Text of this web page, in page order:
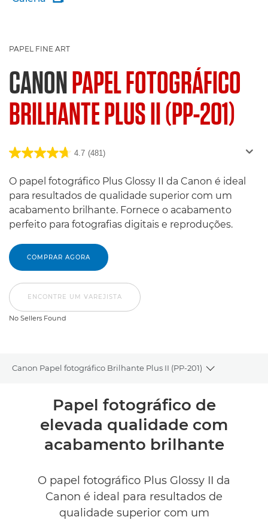
PAPEL FINE ART
CANONPAPEL FOTOGRÁFICO
BRILHANTE PLUS II (PP-201)
4.7 (481)
O papel fotográfico Plus Glossy II da Canon é ideal
para resultados de qualidade superior com um
acabamento brilhante. Fornece o acabamento
perfeito para fotografias digitais e reproduções.
COMPRAR AGORA
ENCONTRE UM VAREJISTA
No Sellers Found
Canon Papel fotográfico Brilhante Plus II (PP-201)
Toggle
Descrição geral
Caraterísticas técnicas
ENCONTRE UM VAREJISTA
No Sellers Found
Papel fotográfico de
elevada qualidade com
acabamento brilhante
O papel fotográfico Plus Glossy II da
Canon é ideal para resultados de
qualidade superior com um